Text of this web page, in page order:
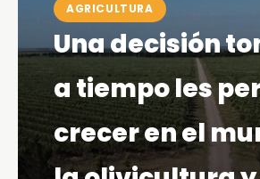
AGRICULTURA
Una decisión
a tiempo les
crecer en el